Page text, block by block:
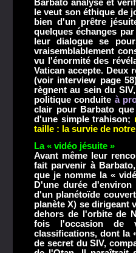
Barbato analyse et
le veut son éthique de
bien d'un prêtre
quelques échanges
leur dialogue se
vraisemblablement
vu l'énormité des
Vatican accepte. Deux
(voir interview page
règnent au sein du
politique conduite à
clair pour Barbato
d'une simple trahison;
taille : la survie de
La « vidéo jésuite »
Avant même leur
fait parvenir à
que je nomme la «
D'une durée
d'un planétoïde
planète X) se dirigeant
dehors de l'orbite de
fois l'occasion de
classifications, dont la
de secret du SIV,